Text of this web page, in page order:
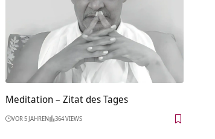
Meditation – Zitat des Tages
VOR 5 JAHREN 364 VIEWS